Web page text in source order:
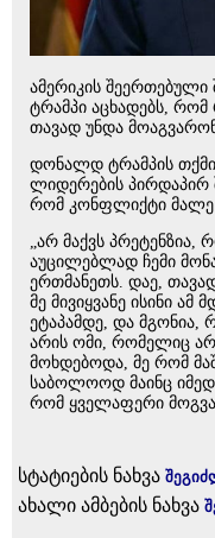
ამერიკის
ტრამპი აცხადებს, რომ
თავად უნდა
დონალდ ტრამპის
ლიდერების პირდაპირ
რომ კონფლიქტი მალე
„არ მაქვს პრეტენზია,
აუცილებლად ჩემი
ერთმანეთს. დაე,
მე მივიყვანე ისინი
ეტაპამდე, და მგონია,
არის ომი, რომელიც
მოხდებოდა, მე რომ
საბოლოოდ მაინც
რომ ყველაფერი
სტატიების ნახვა
ახალი ამბების ნახვა